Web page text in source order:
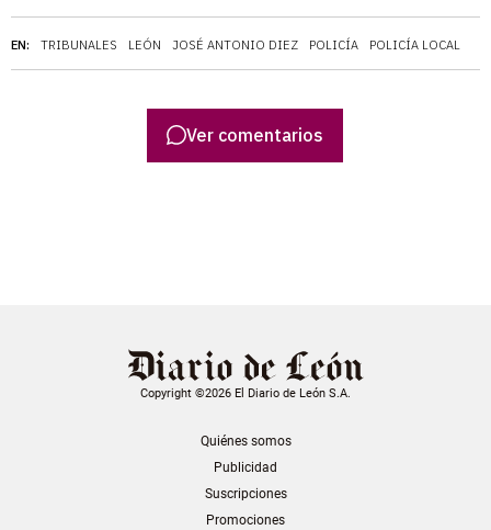
EN: TRIBUNALES LEÓN JOSÉ ANTONIO DIEZ POLICÍA POLICÍA LOCAL
Ver comentarios
Copyright ©2026 El Diario de León S.A.
Quiénes somos
Publicidad
Suscripciones
Promociones